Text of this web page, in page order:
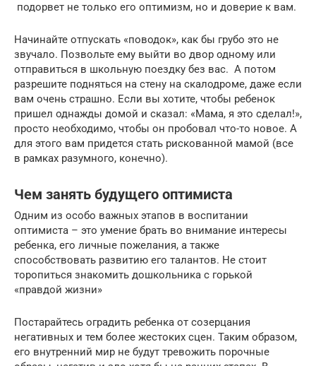
подорвет не только его оптимизм, но и доверие к вам.
Начинайте отпускать «поводок», как бы грубо это не
звучало. Позвольте ему выйти во двор одному или
отправиться в школьную поездку без вас. А потом
разрешите подняться на стену на скалодроме, даже если
вам очень страшно. Если вы хотите, чтобы ребенок
пришел однажды домой и сказал: «Мама, я это сделал!»,
просто необходимо, чтобы он пробовал что-то новое. А
для этого вам придется стать рискованной мамой (все
в рамках разумного, конечно).
Чем занять будущего оптимиста
Одним из особо важных этапов в воспитании
оптимиста – это умение брать во внимание интересы
ребенка, его личные пожелания, а также
способствовать развитию его талантов. Не стоит
торопиться знакомить дошкольника с горькой
«правдой жизни»
Постарайтесь оградить ребенка от созерцания
негативных и тем более жестоких сцен. Таким образом,
его внутренний мир не будут тревожить порочные